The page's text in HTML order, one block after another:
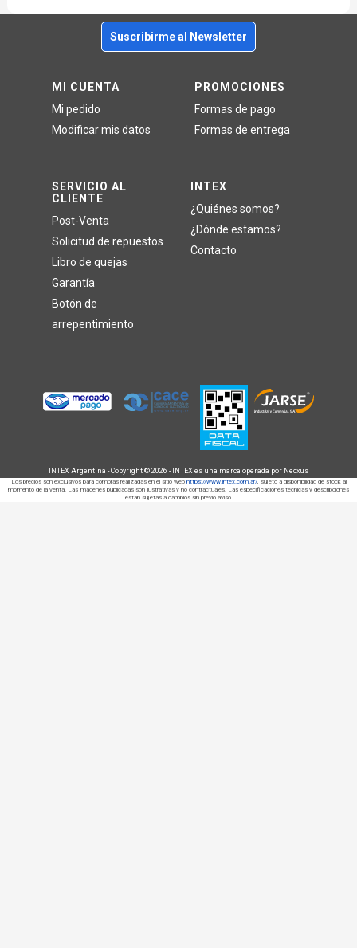
Suscribirme al Newsletter
MI CUENTA
Mi pedido
Modificar mis datos
SERVICIO AL
CLIENTE
Post-Venta
Solicitud de repuestos
Libro de quejas
Garantía
Botón de
arrepentimiento
PROMOCIONES
Formas de pago
Formas de entrega
INTEX
¿Quiénes somos?
¿Dónde estamos?
Contacto
INTEX Argentina - Copyright © 2026 - INTEX es una marca operada por Necxus
Los precios son exclusivos para compras realizadas en el sitio web https://www.intex.com.ar/, sujeto a disponibilidad de stock al
momento de la venta. Las imágenes publicadas son ilustrativas y no contractuales. Las especificaciones técnicas y descripciones
están sujetas a cambios sin previo aviso.